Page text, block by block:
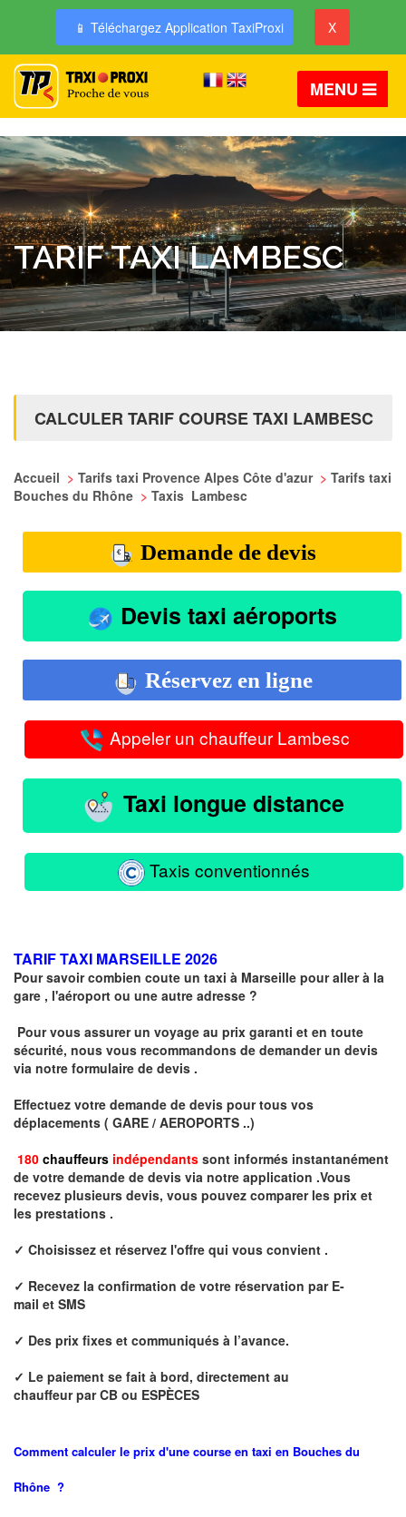
📱 Téléchargez Application TaxiProxi X
MENU
TARIF TAXI LAMBESC
CALCULER TARIF COURSE TAXI LAMBESC
Accueil > Tarifs taxi Provence Alpes Côte d'azur > Tarifs taxi
Bouches du Rhône > Taxis Lambesc
Demande de devis
Devis taxi aéroports
Réservez en ligne
Appeler un chauffeur Lambesc
Taxi longue distance
Taxis conventionnés
TARIF TAXI MARSEILLE 2026
Pour savoir combien coute un taxi à Marseille pour aller à la
gare , l'aéroport ou une autre adresse ?
Pour vous assurer un voyage au prix garanti et en toute
sécurité, nous vous recommandons de demander un devis
via notre formulaire de devis .
Effectuez votre demande de devis pour tous vos
déplacements ( GARE / AEROPORTS ..)
180 chauffeurs indépendants sont informés instantanément
de votre demande de devis via notre application .Vous
recevez plusieurs devis, vous pouvez comparer les prix et
les prestations .
✓ Choisissez et réservez l'offre qui vous convient .
✓ Recevez la confirmation de votre réservation par E-
mail et SMS
✓ Des prix fixes et communiqués à l’avance.
✓ Le paiement se fait à bord, directement au
chauffeurpar CB ou ESPÈCES
Comment calculer le prix d'une course en taxi en Bouches du
Rhône ?